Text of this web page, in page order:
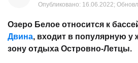
Опубликовано: 16.06.2022;
Озеро Белое относится к
Двина, входит в популярную у
зону отдыха Островно-Летцы.